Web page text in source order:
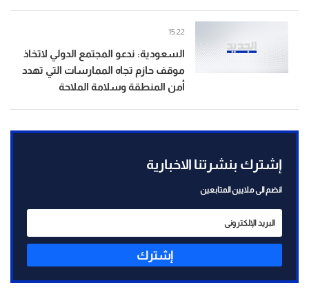
السعودية: ندعو المجتمع الدولي لاتخاذ
موقف حازم تجاه الممارسات التي تهدد
أمن المنطقة وسلامة الملاحة
15:22
إشترك بنشرتنا الاخبارية
انضم الى ملايين المتابعين
إشترك